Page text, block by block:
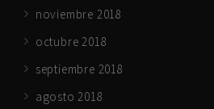
noviembre 2018
octubre 2018
septiembre 2018
agosto 2018